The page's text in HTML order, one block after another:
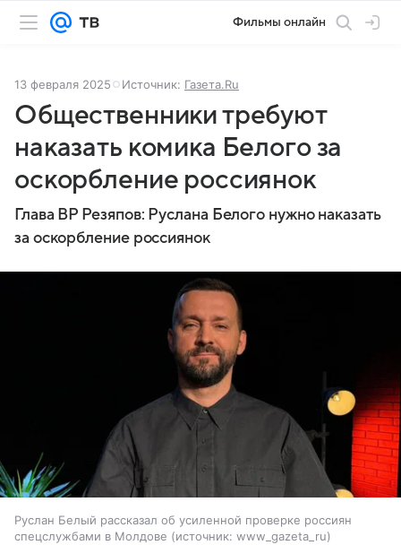
Фильмы онлайн
13 февраля 2025 Источник: Газета.Ru
Общественники требуют
наказать комика Белого за
оскорбление россиянок
Глава ВР Резяпов: Руслана Белого нужно наказать
за оскорбление россиянок
Руслан Белый рассказал об усиленной проверке россиян
спецслужбами в Молдове
источник: www_gazeta_ru